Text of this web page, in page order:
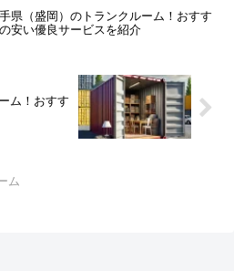
県（盛岡）のトランクルーム！おすす
安い優良サービスを紹介
ム！おすす
ム